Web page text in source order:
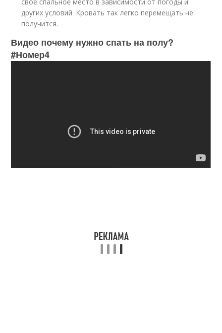
других условий. Кровать так легко перемещать не
получится.
Видео почему нужно спать на полу?
#Номер4